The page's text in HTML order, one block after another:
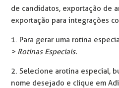
de candidatos, exportação de
exportação para integrações
1. Para gerar uma rotina
> Rotinas Especiais.
2. Selecione a rotina especial,
nome desejado e clique em